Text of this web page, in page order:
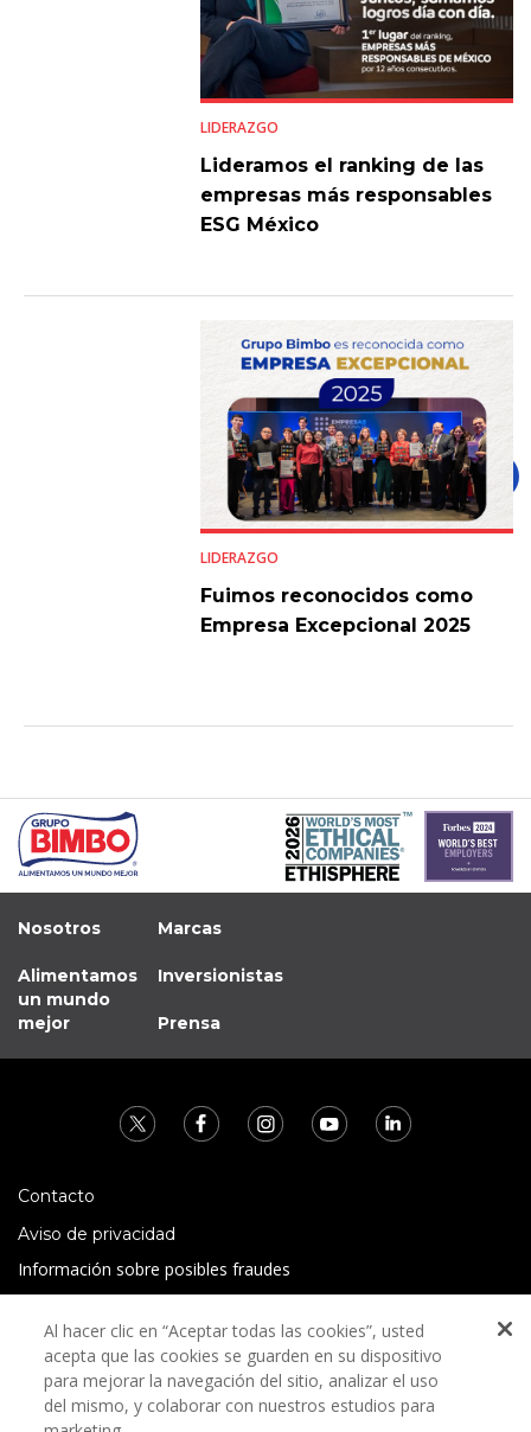
LIDERAZGO
Lideramos el ranking de las
empresas más responsables
ESG México
LIDERAZGO
Fuimos reconocidos como
Empresa Excepcional 2025
Nosotros
Alimentamos
un mundo
mejor
Marcas
Inversionistas
Prensa
Contacto
Aviso de privacidad
Información sobre posibles fraudes
Términos y condiciones
Al hacer clic en “Aceptar todas las cookies”, usted
acepta que las cookies se guarden en su dispositivo
para mejorar la navegación del sitio, analizar el uso
del mismo, y colaborar con nuestros estudios para